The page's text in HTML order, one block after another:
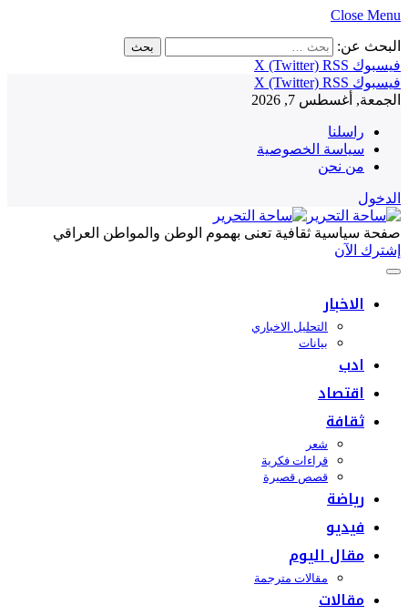
Close Menu
البحث عن:
فيسبوك
X (Twitter) RSS
فيسبوك
X (Twitter) RSS
الجمعة, أغسطس 7, 2026
راسلنا
سياسة الخصوصية
من نحن
الدخول
صفحة سياسية ثقافية تعنى بهموم الوطن والمواطن العراقي
إشترك الآن
الاخبار
التحليل الاخباري
بيانات
ادب
اقتصاد
ثقافة
شعر
قراءات فكرية
قصص قصيرة
رياضة
فيديو
مقال اليوم
مقالات مترجمة
مقالات